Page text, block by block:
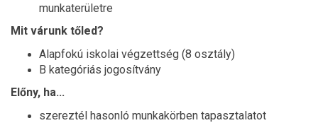
munkaterületre
Mit várunk tőled?
Alapfokú iskolai végzettség (8 osztály)
B kategóriás jogosítvány
Előny, ha...
szereztél hasonló munkakörben tapasztalatot